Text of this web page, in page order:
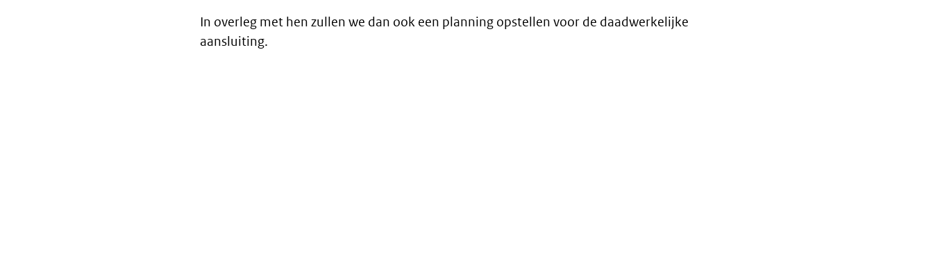
In overleg met hen zullen we dan ook een planning opstellen voor de daadwerkelijke
aansluiting.